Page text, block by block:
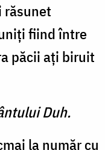
răsunet
fiind între
păcii aţi biruit
Duh.
la nu­măr cu